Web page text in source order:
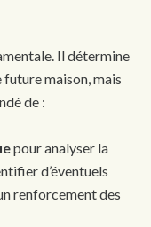
Il détermine
future maison, mais
de :
pour analyser la
d’éventuels
renforcement des